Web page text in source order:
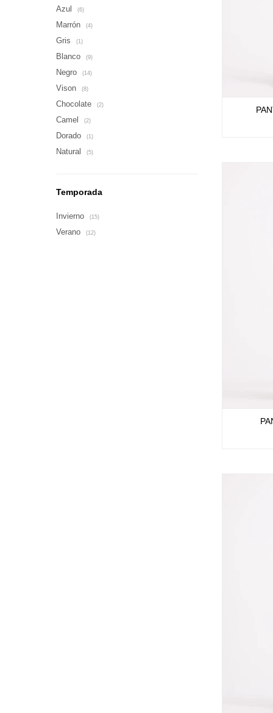
Azul (6)
Marrón (4)
Gris (1)
Blanco (9)
Negro (14)
Vison (8)
Chocolate (2)
Camel (2)
Dorado (1)
Natural (5)
Temporada
Invierno (15)
Verano (12)